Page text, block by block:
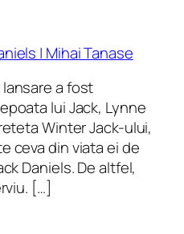
| Mihai Tanase
a fost
lui Jack, Lynne
Winter Jack-ului,
ceva din viata ei de
Daniels. De altfel,
[…]